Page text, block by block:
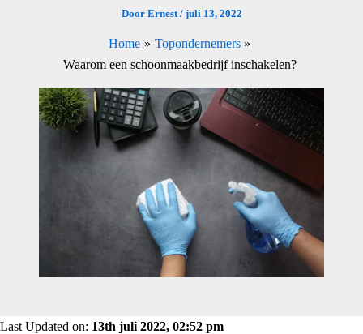
Door Ernest/ juli 13, 2022
Home
Topondernemers
Waarom een schoonmaakbedrijf inschakelen?
Last Updated on: 13th juli 2022, 02:52 pm